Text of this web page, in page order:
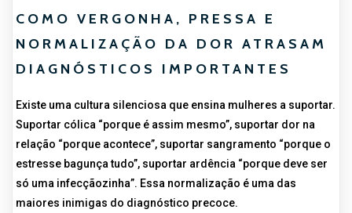
COMO VERGONHA, PRESSA E
NORMALIZAÇÃO DA DOR ATRASAM
DIAGNÓSTICOS IMPORTANTES
Existe uma cultura silenciosa que ensina mulheres a suportar.
Suportar cólica “porque é assim mesmo”, suportar dor na
relação “porque acontece”, suportar sangramento “porque o
estresse bagunça tudo”, suportar ardência “porque deve ser
só uma infecçãozinha”. Essa normalização é uma das
maiores inimigas do diagnóstico precoce.